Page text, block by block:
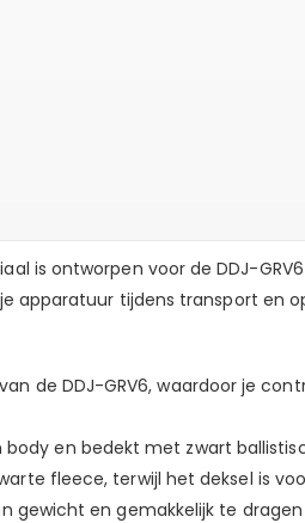
is ontworpen voor de DDJ-
apparatuur tijdens transport en
de DDJ-GRV6, waardoor je
body en bedekt met zwart
fleece, terwijl het deksel is
gewicht en gemakkelijk te